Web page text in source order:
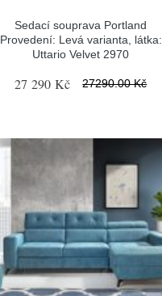
Sedací souprava Portland
Provedení: Levá varianta, látka:
Uttario Velvet 2970
27 290 Kč 27290.00 Kč